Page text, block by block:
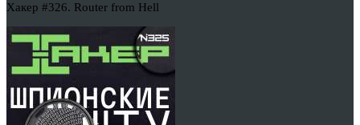
Хакер #326. Router from Hell